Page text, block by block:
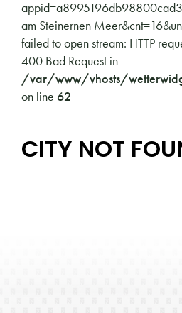
am Steinernen
failed to open stream: HTTP
400 Bad Request in
/var/www/vhosts/
on line 62
CITY NOT